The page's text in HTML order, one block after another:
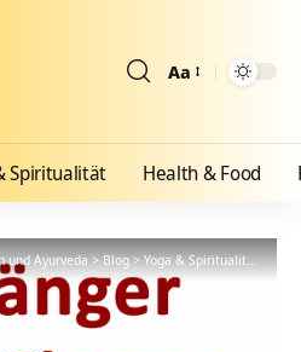
Aa
Spiritualität Health & Food
und Ayurveda>Blog>Yoga & Spiritualität >